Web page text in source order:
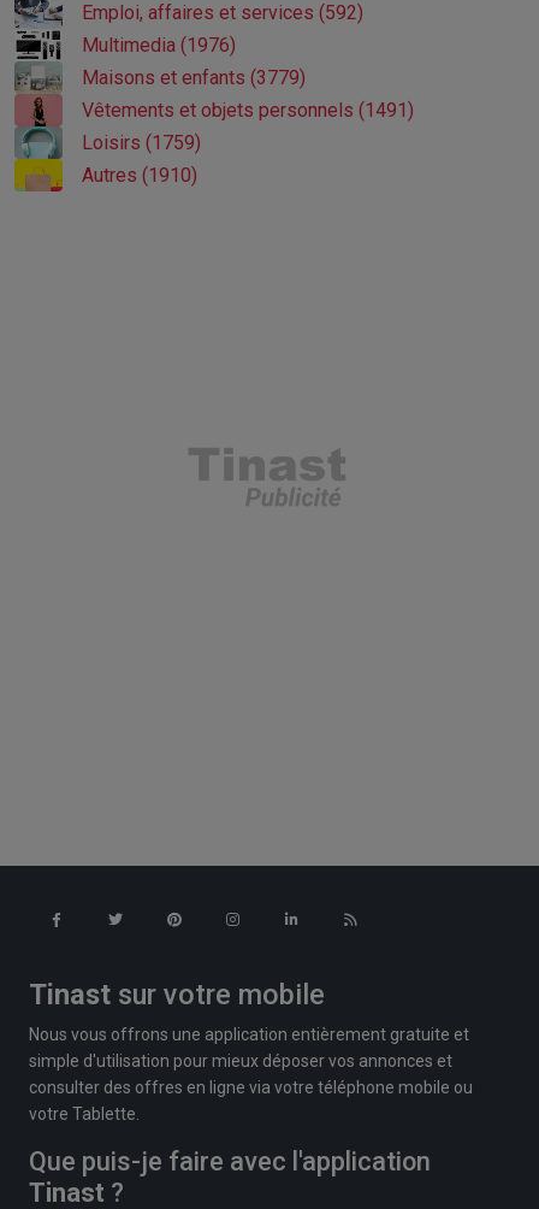
Emploi, affaires et services (592)
Multimedia (1976)
Maisons et enfants (3779)
Vêtements et objets personnels (1491)
Loisirs (1759)
Autres (1910)
Tinast sur votre mobile
Nous vous offrons une application entièrement gratuite et
simple d'utilisation pour mieux déposer vos annonces et
consulter des offres en ligne via votre téléphone mobile ou
votre Tablette.
Que puis-je faire avec l'application
Tinast ?